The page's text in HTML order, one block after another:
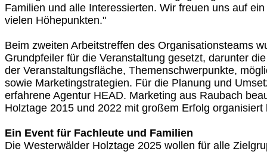
Familien und alle Interessierten. Wir freuen uns auf
vielen Höhepunkten."
Beim zweiten Arbeitstreffen des Organisationsteams
Grundpfeiler für die Veranstaltung gesetzt, darunter
der Veranstaltungsfläche, Themenschwerpunkte,
sowie Marketingstrategien. Für die Planung und
erfahrene Agentur HEAD. Marketing aus Raubach
Holztage 2015 und 2022 mit großem Erfolg organisiert
Ein Event für Fachleute und Familien
Die Westerwälder Holztage 2025 wollen für alle